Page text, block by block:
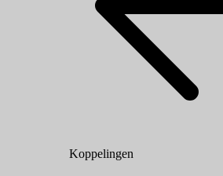
Koppelingen